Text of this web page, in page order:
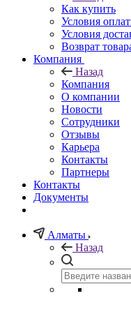
Как купить
Условия
Условия
Возврат
Компания
Назад
Компания
О компании
Новости
Сотрудники
Отзывы
Карьера
Контакты
Партнеры
Контакты
Документы
Алматы
Назад